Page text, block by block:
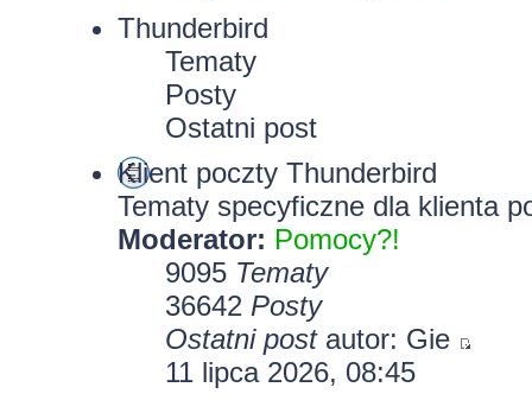
Thunderbird
Tematy
Posty
Ostatni post
Klient poczty Thunderbird
Tematy specyficzne dla klienta
Moderator: Pomocy?!
9095 Tematy
36642 Posty
Ostatni postautor: Gie
11 lipca 2026, 08:45